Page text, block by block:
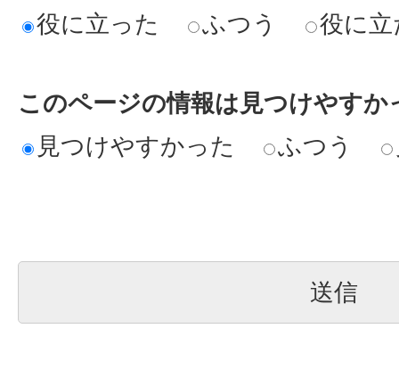
役に立った
ふつう 役に
このページの情報は見つけやすか
見つけやすかった
ふつう